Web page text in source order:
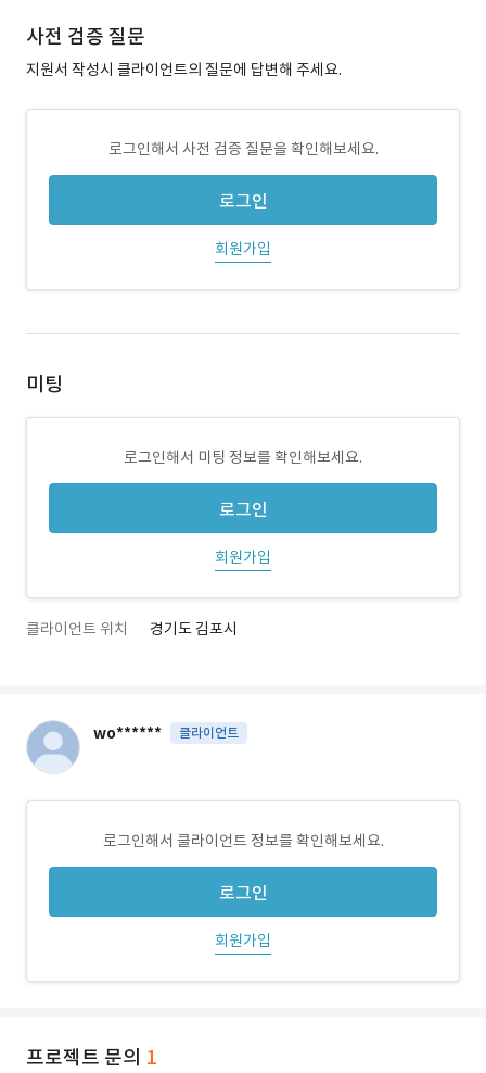
사전 검증 질문
지원서 작성시 클라이언트의 질문에 답변해 주세요.
로그인해서 사전 검증 질문을 확인해보세요.
로그인
회원가입
미팅
로그인해서 미팅 정보를 확인해보세요.
로그인
회원가입
클라이언트 위치 경기도 김포시
wo****** 클라이언트
로그인해서 클라이언트 정보를 확인해보세요.
로그인
회원가입
프로젝트 문의 1